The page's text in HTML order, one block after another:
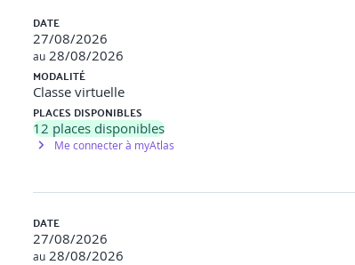
DATE
27/08/2026
au 28/08/2026
MODALITÉ
Classe virtuelle
PLACES DISPONIBLES
12 places disponibles
Me connecter à myAtlas
DATE
27/08/2026
au 28/08/2026